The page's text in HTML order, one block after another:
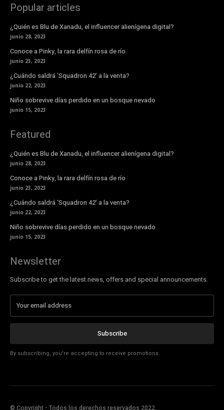
Popular articles
¿Quién es Blu de Xanadu, el influencer alienígena digital?
junio 28, 2023
Conoce a Pinky, la rara delfín rosa de río
junio 23, 2023
¿Cuándo saldrá ‘Squadron 42’ a la venta?
junio 22, 2023
Niño sobrevive días perdido en un bosque nevado
junio 15, 2023
Featured
¿Quién es Blu de Xanadu, el influencer alienígena digital?
junio 28, 2023
Conoce a Pinky, la rara delfín rosa de río
junio 23, 2023
¿Cuándo saldrá ‘Squadron 42’ a la venta?
junio 22, 2023
Niño sobrevive días perdido en un bosque nevado
junio 15, 2023
Newsletter
Subscribe to get the latest news, offers and special announcements.
Subscribe
By subscribing, you're accepting to receive promotions.
© Copyright - Todos los derechos reservados 2022.